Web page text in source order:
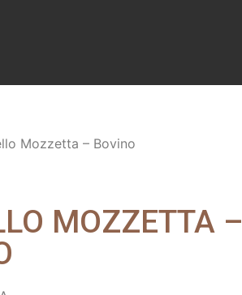
Mozzetta – Bovino
MOZZETTA –